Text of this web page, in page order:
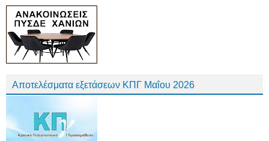
Αποτελέσματα εξετάσεων ΚΠΓ Μαΐου 2026